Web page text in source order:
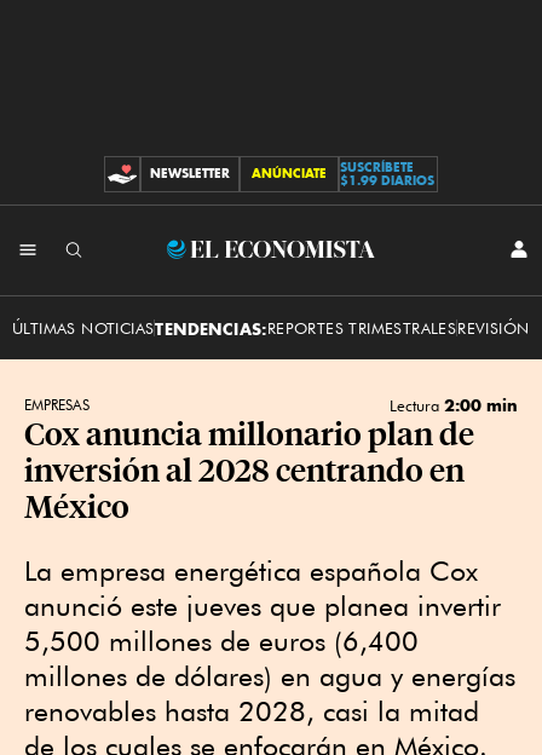
CONTRIBUCIONES
NEWSLETTER ANÚNCIATE
SUSCRÍBETE
$1.99 DIARIOS
El
ÚLTIMAS NOTICIASTENDENCIAS:REPORTES TRIMESTRALESREVISIÓN
EMPRESAS Lectura 2:00 min
Cox anuncia millonario plan de
inversión al 2028 centrando en
México
La empresa energética española Cox
anunció este jueves que planea invertir
5,500 millones de euros (6,400
millones de dólares) en agua y energías
renovables hasta 2028, casi la mitad
de los cuales se enfocarán en México.